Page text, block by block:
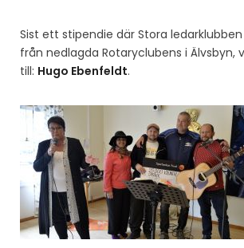
Sist ett stipendie där Stora
från nedlagda Rotaryclubens i Älvsbyn,
till: Hugo Ebenfeldt.